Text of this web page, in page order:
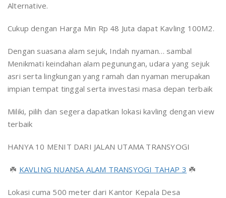
Alternative.
Cukup dengan Harga Min Rp 48 Juta dapat Kavling 100M2.
Dengan suasana alam sejuk, Indah nyaman… sambal
Menikmati keindahan alam pegunungan, udara yang sejuk
asri serta lingkungan yang ramah dan nyaman merupakan
impian tempat tinggal serta investasi masa depan terbaik
Miliki, pilih dan segera dapatkan lokasi kavling dengan view
terbaik
HANYA 10 MENIT DARI JALAN UTAMA TRANSYOGI
☘️ KAVLING NUANSA ALAM TRANSYOGI TAHAP 3 ☘️
Lokasi cuma 500 meter dari Kantor Kepala Desa